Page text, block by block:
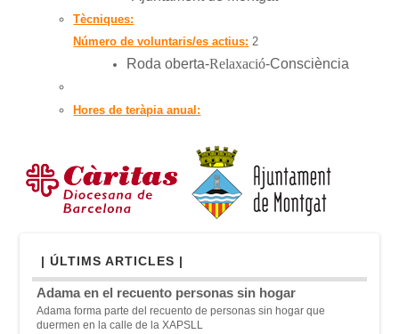
Tècniques:
Número de voluntaris/es actius: 2
Roda oberta-Relaxació-Consciència
Hores de teràpia anual:
| ÚLTIMS ARTICLES |
Adama en el recuento personas sin hogar
Adama forma parte del recuento de personas sin hogar que
duermen en la calle de la XAPSLL